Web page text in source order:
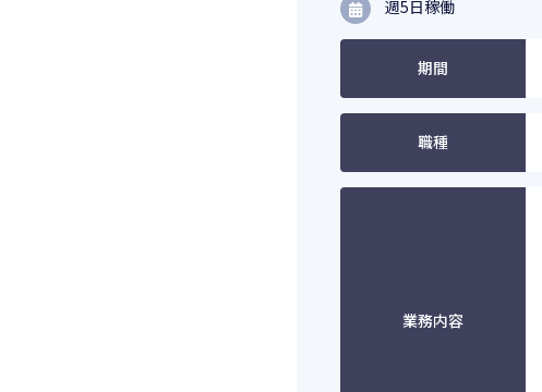
週5日稼働
期間
職種
業務内容